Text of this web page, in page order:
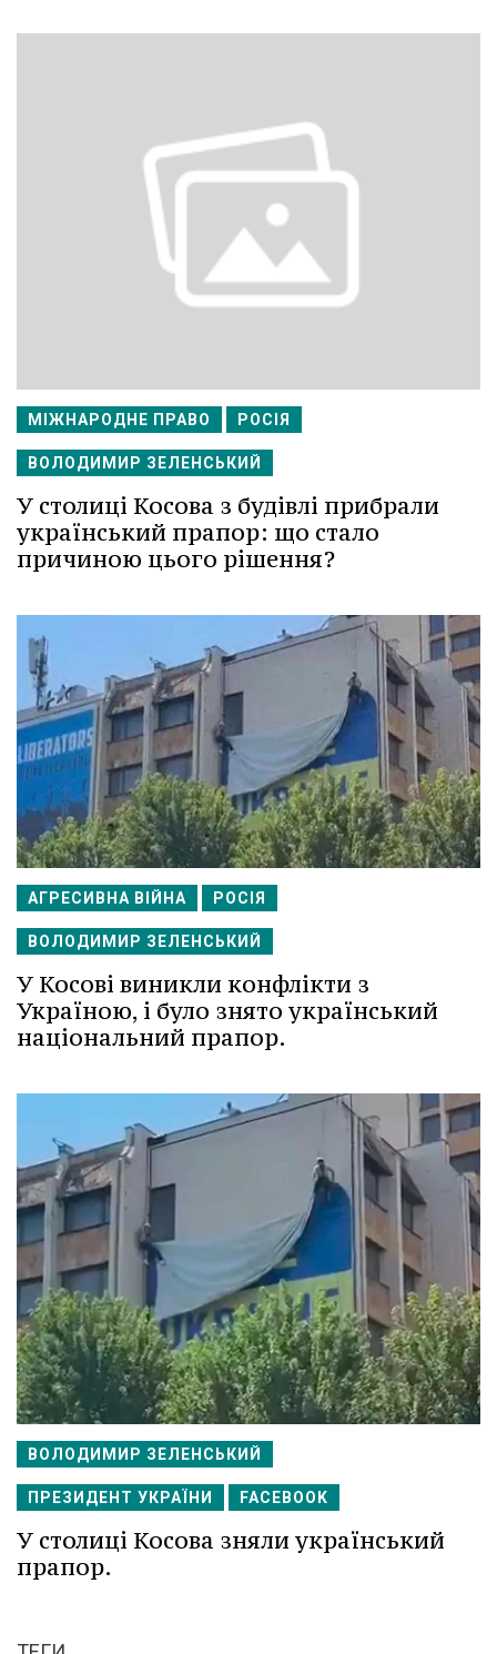
МІЖНАРОДНЕ ПРАВО РОСІЯ
ВОЛОДИМИР ЗЕЛЕНСЬКИЙ
У столиці Косова з будівлі прибрали
український прапор: що стало
причиною цього рішення?
АГРЕСИВНА ВІЙНА РОСІЯ
ВОЛОДИМИР ЗЕЛЕНСЬКИЙ
У Косові виникли конфлікти з
Україною, і було знято український
національний прапор.
ВОЛОДИМИР ЗЕЛЕНСЬКИЙ
ПРЕЗИДЕНТ УКРАЇНИ FACEBOOK
У столиці Косова зняли український
прапор.